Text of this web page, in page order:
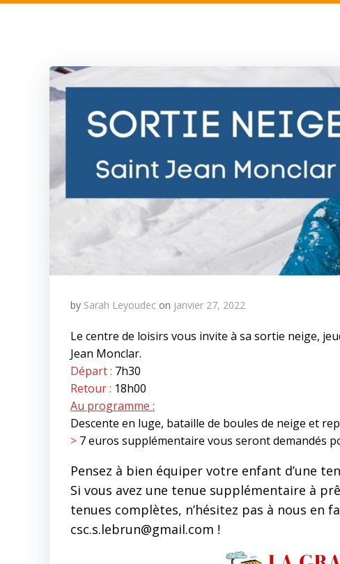
by Sarah Leyoudec on janvier 27, 2022
Le centre de loisirs vous invite à sa sortie neige,
Jean Monclar.
Départ : 7h30
Retour : 18h00
Au programme :
Descente en luge, bataille de boules de neige et
> 7 euros supplémentaire vous seront demandés
Pensez à bien équiper votre enfant d’une
Si vous avez une tenue supplémentaire à
tenues complètes, n’hésitez pas à nous en
csc.s.lebrun@gmail.com !